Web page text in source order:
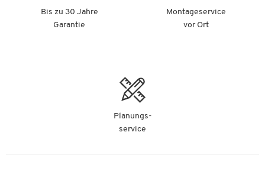
Bis zu 30 Jahre
Garantie
Montageservice
vor Ort
Planungs-
service